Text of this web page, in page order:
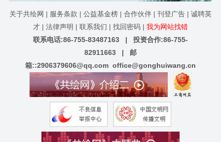
关于共绘网 | 服务条款 | 公益基金榜 | 合作伙伴 | 刊登广告 | 诚聘英
才 | 法律声明 | 联系我们 | 找回密码 | 我为网站找错
联系电话:86-755-83487163 | 投资合作:86-755-
82911663 | 邮
箱::2906379606@qq.com office@gonghuiwang.cn